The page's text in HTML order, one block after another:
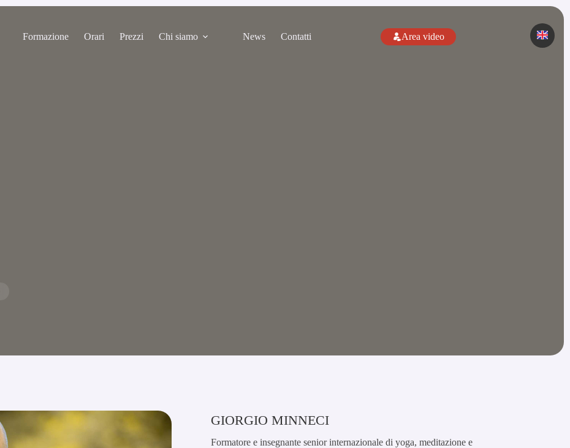
Formazione Orari Prezzi Chi siamo News Contatti Area video
GIORGIO MINNECI
Formatore e insegnante senior internazionale di yoga, meditazione e